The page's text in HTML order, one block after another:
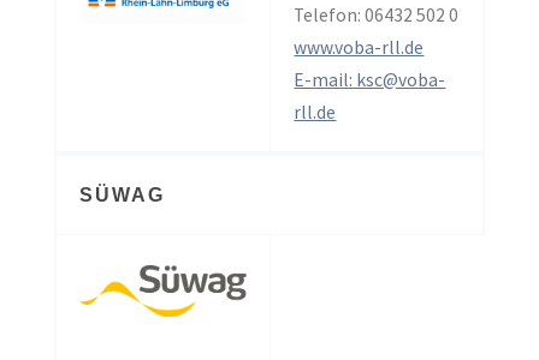
Telefon: 06432 502 0
www.voba-rll.de
E-mail: ksc@voba-
rll.de
SÜWAG